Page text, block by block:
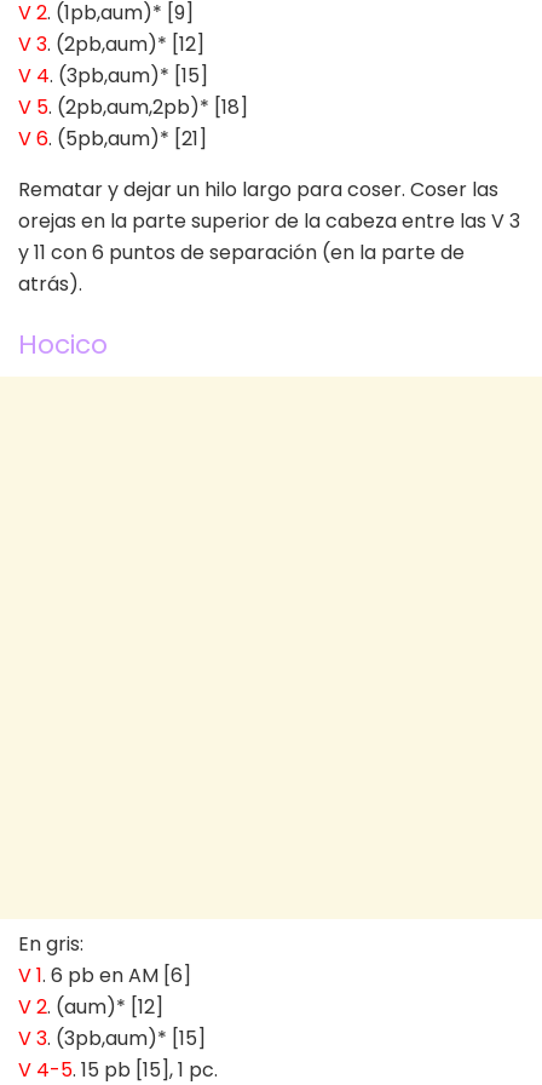
V 2. (1pb,aum)* [9]
V 3. (2pb,aum)* [12]
V 4. (3pb,aum)* [15]
V 5. (2pb,aum,2pb)* [18]
V 6. (5pb,aum)* [21]
Rematar y dejar un hilo largo para coser. Coser las
orejas en la parte superior de la cabeza entre las V 3
y 11 con 6 puntos de separación (en la parte de
atrás).
Hocico
En gris:
V 1. 6 pb en AM [6]
V 2. (aum)* [12]
V 3. (3pb,aum)* [15]
V 4-5. 15 pb [15], 1 pc.